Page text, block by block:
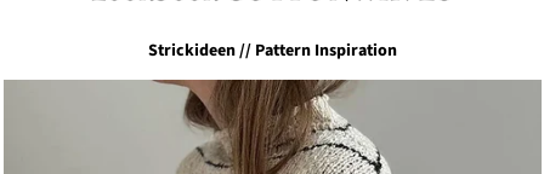
Strickideen // Pattern Inspiration